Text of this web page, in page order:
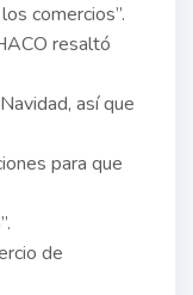
comercios”.
resaltó
así que
para que
de